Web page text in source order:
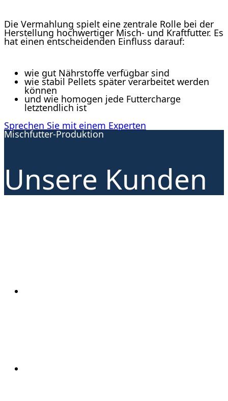
Die Vermahlung spielt eine zentrale Rolle bei der
Herstellung hochwertiger Misch- und Kraftfutter. Es
hat einen entscheidenden Einfluss darauf:
wie gut Nährstoffe verfügbar sind
wie stabil Pellets später verarbeitet werden
können
und wie homogen jede Futtercharge
letztendlich ist
Sprechen Sie mit einem Experten
Mischfutter-Produktion
Unsere Kunden